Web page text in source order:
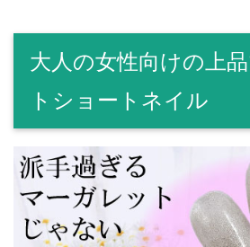
大人の女性向けの上
トショートネイル